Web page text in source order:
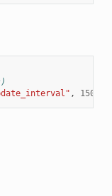
, 150